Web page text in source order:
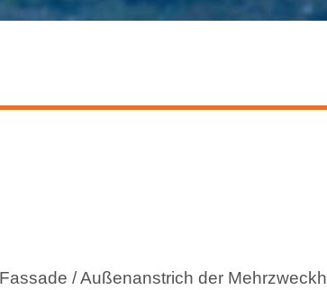
/ Außenanstrich der